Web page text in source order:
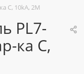
C, 10kA, 2M
PL7-
ка C,